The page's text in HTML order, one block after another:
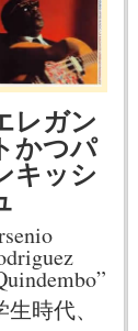
レガン
かつパ
キッシ
生時代、